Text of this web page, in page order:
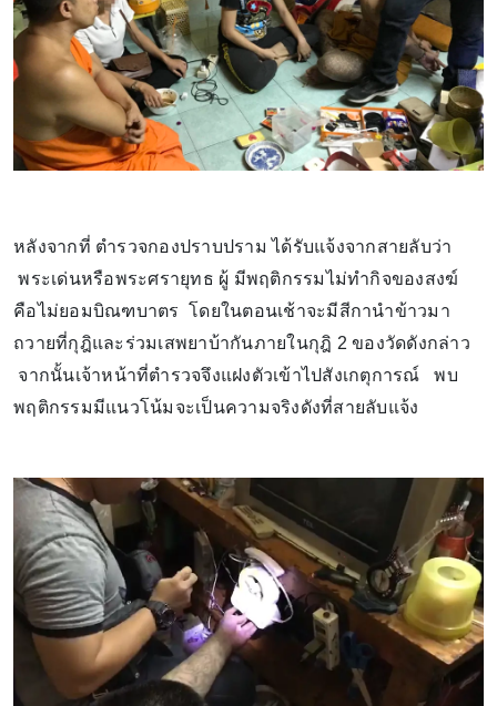
หลังจากที่ ตำรวจกองปราบปราม ได้รับแจ้งจากสายลับว่า
พระเด่นหรือพระศรายุทธ ผู้ มีพฤติกรรมไม่ทำกิจของสงฆ์
คือไม่ยอมบิณฑบาตร โดยในตอนเช้าจะมีสีกานำข้าวมา
ถวายที่กุฎิและร่วมเสพยาบ้ากันภายในกุฎิ 2 ของวัดดังกล่าว
จากนั้นเจ้าหน้าที่ตำรวจจึงแฝงตัวเข้าไปสังเกตุการณ์ พบ
พฤติกรรมมีแนวโน้มจะเป็นความจริงดังที่สายลับแจ้ง